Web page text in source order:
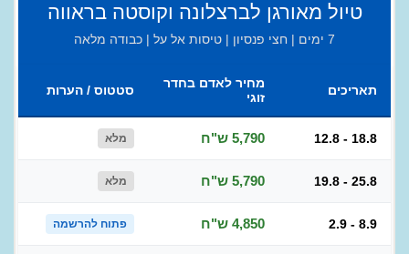
טיול מאורגן לברצלונה וקוסטה בראווה
7 ימים | חצי פנסיון | טיסות אל על | כבודה מלאה
תאריכים
מחיר לאדם בחדר
זוגי
סטטוס / הערות
12.8 - 18.8 5,790 ש"ח מלא
19.8 - 25.8 5,790 ש"ח מלא
2.9 - 8.9 4,850 ש"ח פתוח להרשמה